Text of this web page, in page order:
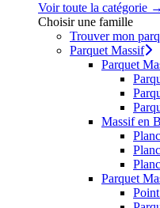
Voir toute la catégorie →
Choisir une famille
Trouver mon
Parquet Massif
Parquet
Massif en
Parquet